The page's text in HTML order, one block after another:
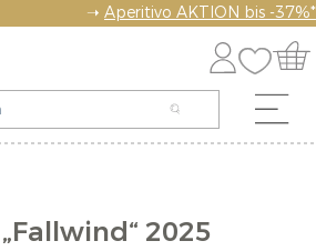
➝ Aperitivo AKTION bis -37%*
2025